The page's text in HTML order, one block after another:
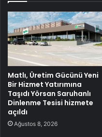
Matlı, Üretim Gücünü Yeni
Bir Hizmet Yatırımına
Taşıdı Yörsan Saruhanlı
Dinlenme Tesisi hizmete
açıldı
Ağustos 8, 2026